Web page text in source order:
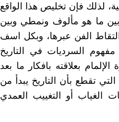
لذلك فإن تخليص هذا الواقع
بين ما هو مألوف ونمطي وبين
الفن عبرها، وبكل اسف
السرديات في التاريخ
بعلاقته بافكار ما بعد
تقطع بأن التاريخ يبدأ من
الغياب أو التغييب العمدي